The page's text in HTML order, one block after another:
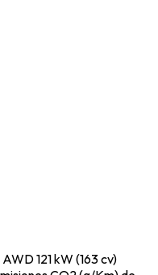
121 kW (163 cv)